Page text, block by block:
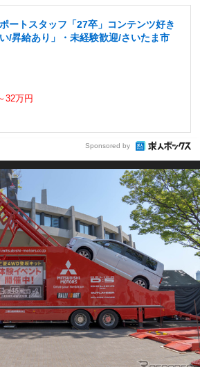
ートスタッフ「27卒」コンテンツ好き
/昇給あり」・未経験歓迎/さいたま市
32万円
Sponsored by